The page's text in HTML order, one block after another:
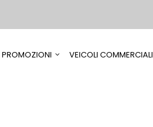
PROMOZIONI VEICOLI COMMERCIALI